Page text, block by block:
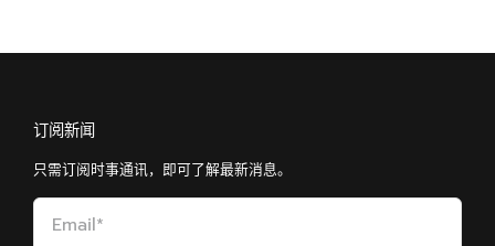
订阅新闻
只需订阅时事通讯，即可了解最新消息。